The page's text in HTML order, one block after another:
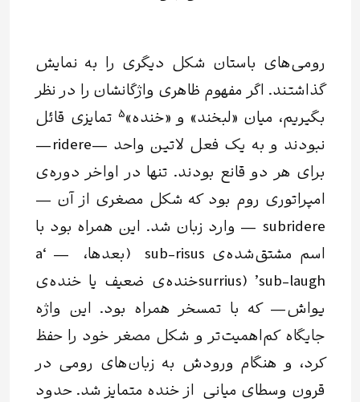
رومی‌های باستان شکل دیگری را به نمایش
گذاشتند. اگر مفهوم ظاهری واژگانشان را در نظر
بگیریم، میان «لبخند» و«خنده»5 تمایزی قائل
نبودند و به یک فعل لاتین واحد —ridere—
برای هر دو قانع بودند. تنها در اواخر دوره‌ی
امپراتوری روم بود که شکل مصغری از آن —
subridere — وارد زبان شد. این همراه بود با
اسم مشتق‌شده‌‌ی sub-risus (بعدها، — ‘a
sub-laugh’ (surriusخنده‌‌ی ضعیف یا خنده‌ی‌
یواش— که با تمسخر همراه بود. این واژه
جایگاه کم‌اهمیت‌تر و شکل مصغر خود را حفظ
کرد، و هنگام ورودش به زبان‌های رومی در
قرون وسطای میانی از خنده متمایز شد. حدود